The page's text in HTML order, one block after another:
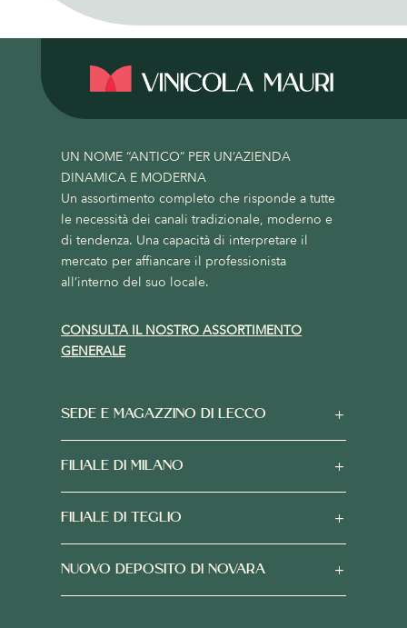
UN NOME “ANTICO” PER UN’AZIENDA
DINAMICA E MODERNA
Un assortimento completo che risponde a tutte
le necessità dei canali tradizionale, moderno e
di tendenza. Una capacità di interpretare il
mercato per affiancare il professionista
all’interno del suo locale.
CONSULTA IL NOSTRO ASSORTIMENTO
GENERALE
SEDE E MAGAZZINO DI LECCO
FILIALE DI MILANO
FILIALE DI TEGLIO
NUOVO DEPOSITO DI NOVARA